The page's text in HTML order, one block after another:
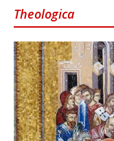
Theologica